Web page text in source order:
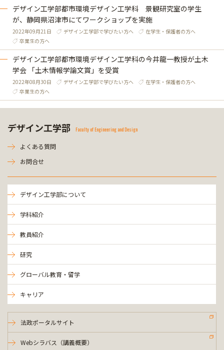
デザイン工学部都市環境デザイン工学科 景観研究室の学生
が、静岡県沼津市にてワークショップを実施
2022年09月21日 デザイン工学部で学びたい方へ
在学生・保護者の方へ
卒業生の方へ
デザイン工学部都市環境デザイン工学科の今井龍一教授が土木
学会 「土木情報学論文賞」を受賞
2022年08月30日 デザイン工学部で学びたい方へ
在学生・保護者の方へ
卒業生の方へ
デザイン工学部 Faculty of Engineering and Design
よくある質問
お問合せ
デザイン工学部について
学科紹介
教員紹介
研究
グローバル教育・留学
キャリア
法政ポータルサイト
Webシラバス（講義概要）